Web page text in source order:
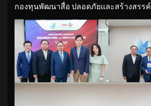
กองทุนพัฒนาสื่อ ปลอดภัยและสร้างสรรค์